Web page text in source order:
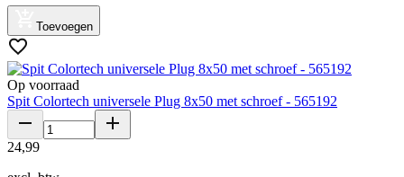
Toevoegen
Op voorraad
Spit Colortech universele Plug 8x50 met schroef - 565192
24,99